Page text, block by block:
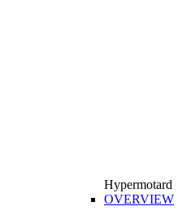
Hypermotard
OVERVIEW